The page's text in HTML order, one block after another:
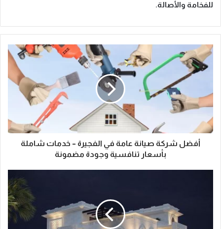
للفخامة والأصالة.
أفضل شركة صيانة عامة في الفجيرة – خدمات شاملة
بأسعار تنافسية وجودة مضمونة